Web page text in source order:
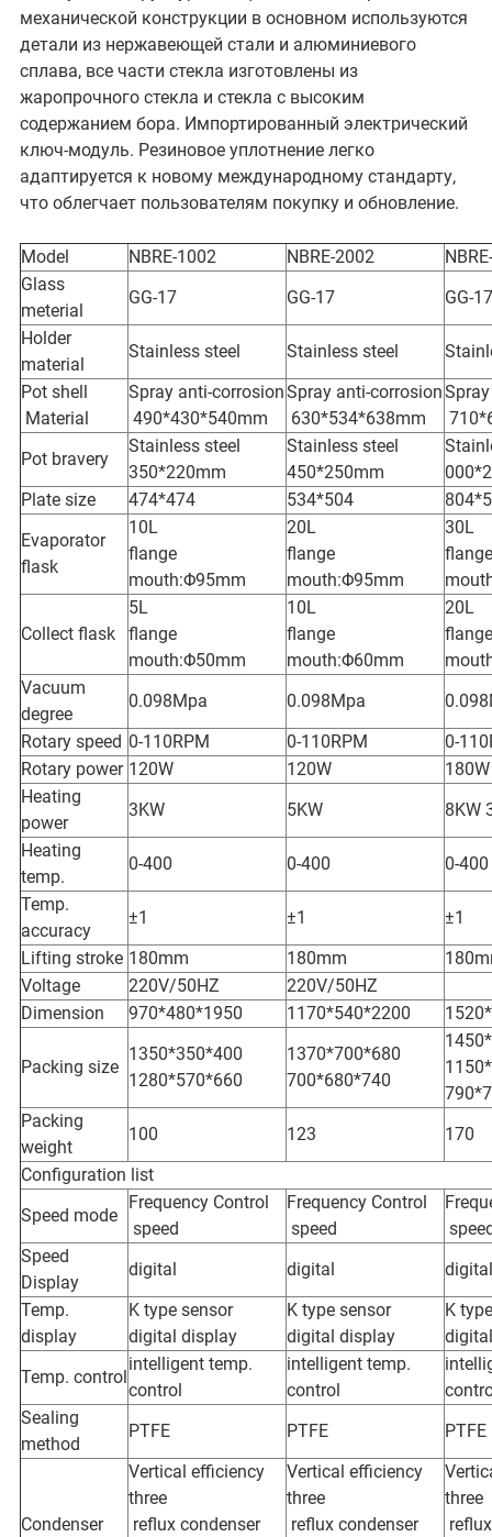
механической конструкции в основном используются
детали из нержавеющей стали и алюминиевого
сплава, все части стекла изготовлены из
жаропрочного стекла и стекла с высоким
содержанием бора. Импортированный электрический
ключ-модуль. Резиновое уплотнение легко
адаптируется к новому международному стандарту,
что облегчает пользователям покупку и обновление.
Model NBRE-1002 NBRE-2002
Glass
meterial
GG-17 GG-17
GG-17
Holder
material
Stainless steel Stainless steel
Pot shell
Material
Spray anti-corrosion
490*430*540mm
Spray anti-corrosion
630*534*638mm
Pot bravery
Stainless steel
350*220mm
Stainless steel
450*250mm
Plate size
474*474 534*504
Evaporator
flask
10L
flange
mouth:Φ95mm
20L
flange
mouth:Φ95mm
30L
flange
Collect flask
5L
flange
mouth:Φ50mm
10L
flange
mouth:Φ60mm
20L
flange
Vacuum
degree
0.098Mpa 0.098Mpa
Rotary speed 0-110RPM 0-110RPM
0-
Rotary power 120W 120W
Heating
power
3KW 5KW
8KW
Heating
temp.
0-400 0-400
0-400
Temp.
accuracy
±1 ±1
±1
Lifting stroke 180mm 180mm
Voltage
220V/50HZ
220V/50HZ
Dimension
970*480*1950 1170*540*2200
Packing size
1350*350*400
1280*570*660
1370*700*680
700*680*740
Packing
weight
100 123
170
Configuration list
Speed mode
Frequency Control
speed
Frequency Control
speed
Speed
Display
digital digital
digital
Temp.
display
K type sensor
digital display
K type sensor
digital display
K
Temp. control
intelligent temp.
control
intelligent temp.
control
Sealing
method
PTFE PTFE PTFE
Condenser
Vertical efficiency
three
reflux condenser
Vertical efficiency
three
reflux condenser
three